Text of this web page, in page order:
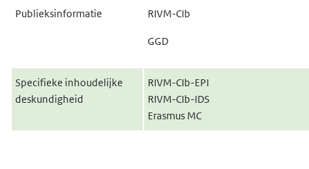
Publieksinformatie RIVM-CIb
GGD
Specifieke inhoudelijke
deskundigheid
RIVM-CIb-EPI
RIVM-CIb-IDS
Erasmus MC